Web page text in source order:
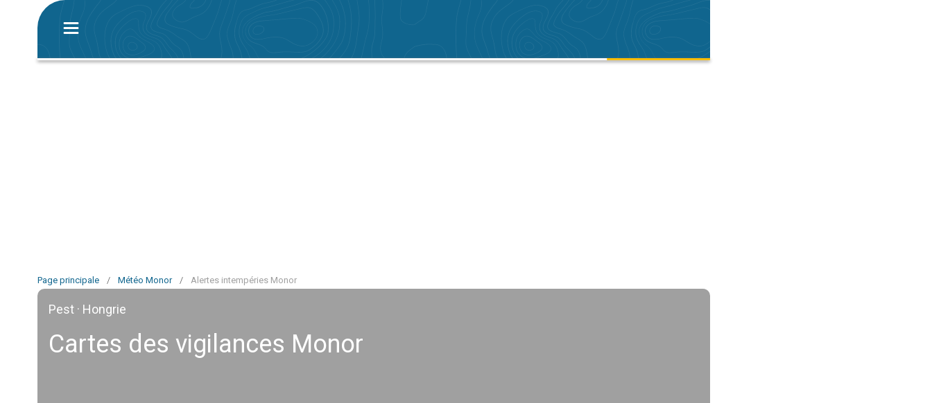
Page principale / Météo Monor / Alertes intempéries Monor
Pest · Hongrie
Cartes des vigilances Monor